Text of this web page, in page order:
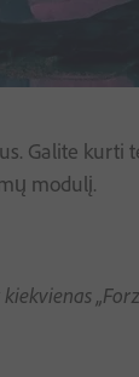
Galite
modulį.